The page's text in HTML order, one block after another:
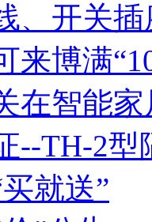
、开关
来博满
在智能
--TH-2
就送”